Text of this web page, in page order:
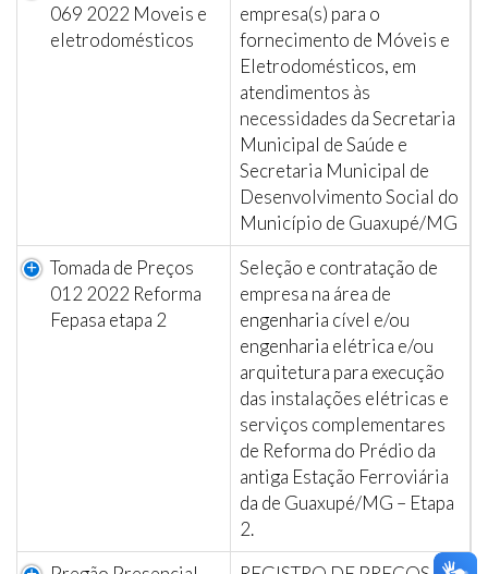
069 2022 Moveis e
eletrodomésticos
empresa(s) para o
fornecimento de Móveis e
Eletrodomésticos, em
atendimentos às
necessidades da Secretaria
Municipal de Saúde e
Secretaria Municipal de
Desenvolvimento Social do
Município de Guaxupé/MG
Tomada de Preços
012 2022 Reforma
Fepasa etapa 2
Seleção e contratação de
empresa na área de
engenharia cível e/ou
engenharia elétrica e/ou
arquitetura para execução
das instalações elétricas e
serviços complementares
de Reforma do Prédio da
antiga Estação Ferroviária
da de Guaxupé/MG – Etapa
2.